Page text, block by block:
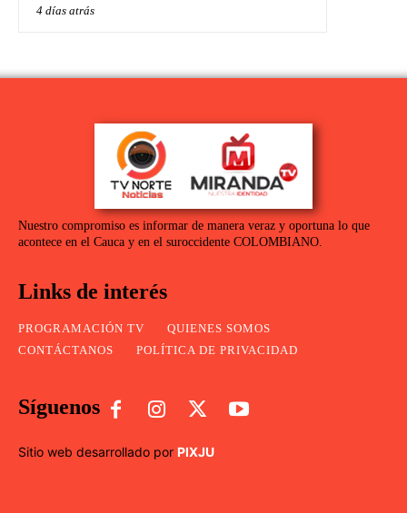
4 días atrás
Nuestro compromiso es informar de manera veraz y oportuna lo que
acontece en el Cauca y en el suroccidente COLOMBIANO.
Links de interés
PROGRAMACIÓN TV
QUIENES SOMOS
CONTÁCTANOS
POLÍTICA DE PRIVACIDAD
Síguenos
Sitio web desarrollado por PIXJU